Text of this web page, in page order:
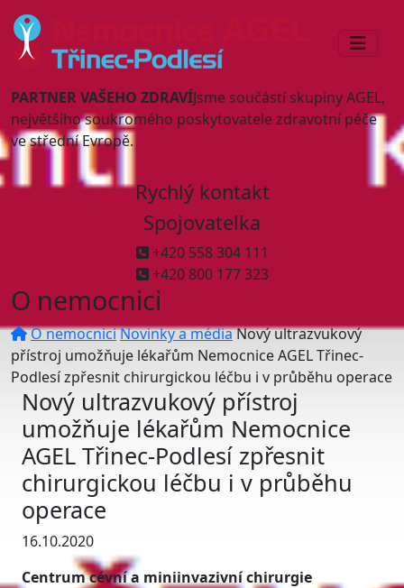
PARTNER VAŠEHO ZDRAVÍJsme součástí skupiny AGEL,
největšího soukromého poskytovatele zdravotní péče
ve střední Evropě.
Rychlý kontakt
Spojovatelka
+420 558 304 111
+420 800 177 323
O nemocnici
O nemocniciNovinky a médiaNový ultrazvukový
přístroj umožňuje lékařům Nemocnice AGEL Třinec-
Podlesí zpřesnit chirurgickou léčbu i v průběhu operace
Nový ultrazvukový přístroj
umožňuje lékařům Nemocnice
AGEL Třinec-Podlesí zpřesnit
chirurgickou léčbu i v průběhu
operace
16.10.2020
Centrum cévní a miniinvazivní chirurgie